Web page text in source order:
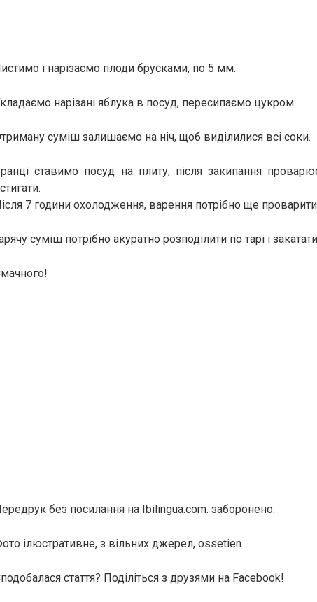
і нарізаємо плоди брусками, по 5 мм.
нарізані яблука в посуд, пересипаємо цукром.
суміш залишаємо на ніч, щоб виділилися всі соки.
ставимо посуд на плиту, після закипання
7 години охолодження, варення потрібно ще
суміш потрібно акуратно розподілити по тарі і
без посилання на Ibilingua.com. заборонено.
ілюстративне, з вільних джерел, ossetien
стаття? Поділіться з друзями на Facebook!